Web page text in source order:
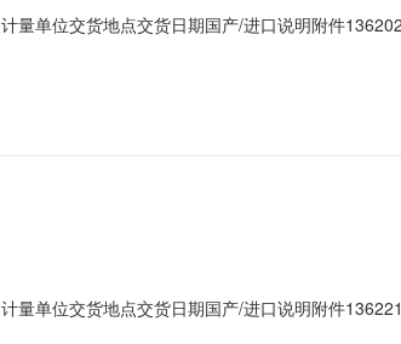
量单位交货地点交货日期国产/进口说明附件
否指定报价币种：指定报价币种：人民币承运方式
量单位交货地点交货日期国产/进口说明附件